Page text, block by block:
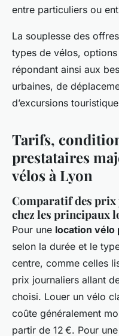
entre particuliers ou
La souplesse des
types de vélos, options
répondant ainsi aux
urbaines, de
d’excursions
Tarifs,
prestataires
vélos à Lyon
Comparatif des
chez les principaux
Pour une location vélo
selon la durée et le
centre, comme celles
prix journaliers allant
choisi. Louer un vélo
coûte généralement
partir de 12 €. Pour une